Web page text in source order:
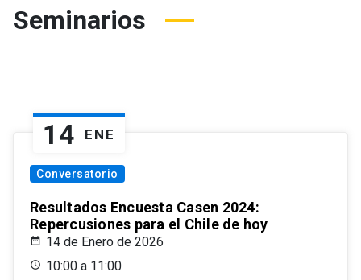
Seminarios
14 ENE
Conversatorio
Resultados Encuesta Casen 2024:
Repercusiones para el Chile de hoy
14 de Enero de 2026
10:00 a 11:00